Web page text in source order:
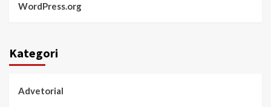
WordPress.org
Kategori
Advetorial